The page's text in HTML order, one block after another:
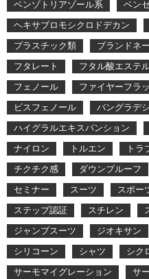
ベンゾトリアゾール系
ベン
ヘキサブロモシクロドデカン
プラスチック類
ブランドネ
フタレート
フタル酸エステ
フェノール
ファイヤーフラ
ビスフェノール
バングラデ
ハイグラルエキスパンション
ナイロン
トルエン トラ
チクチク感
ダウンプルーフ
セミナー
スーツ スポー
ステップ認証
スチレン
ジャンプスーツ
ジオキサン
シリコーン
シャツ
シク
サーモマイグレーション
サ